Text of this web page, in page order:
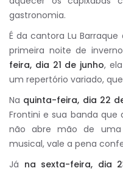
gastronomia.
É da cantora Lu
primeira noite de
feira, dia 21 de junho,
um repertório variado,
Na quinta-feira, dia 22
Frontini e sua banda
não abre mão de uma
musical, vale a pena
Já na sexta-feira, dia